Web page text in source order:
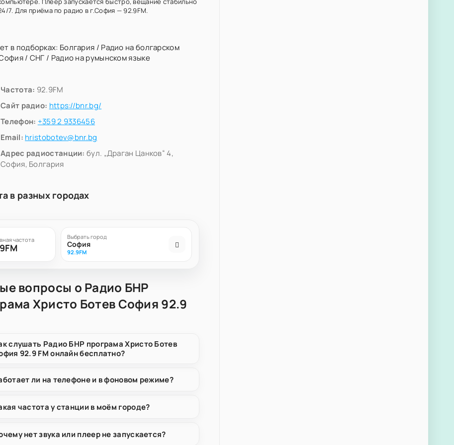
7. Для приёма по радио в г.София — 92.9FM.
в подборках: Болгария / Радио на болгарском
/ СНГ / Радио на румынском языке
Частота: 92.9FM
Сайт радио: https://bnr.bg/
Телефон: +359 2 9336456
Email: hristobotev@bnr.bg
Адрес радиостанции: бул. „Драган Цанков“ 4,
София, Болгария
в разных городах
частота Выбрать город
София
92.9FM
вопросы о Радио БНР
Христо Ботев София 92.9
слушать Радио БНР програма Христо Ботев
92.9 FM онлайн бесплатно?
ли на телефоне и в фоновом режиме?
частота у станции в моём городе?
нет звука или плеер не запускается?